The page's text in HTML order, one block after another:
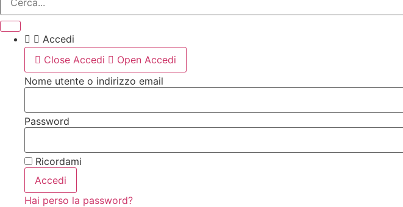
Accedi
Close Accedi
Open Accedi
Nome utente o indirizzo email
Password
Ricordami
Accedi
Hai perso la password?